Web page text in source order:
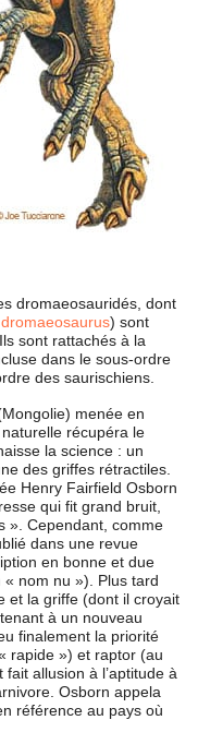
dromaeosauridés, dont
dromaeosaurus) sont
sont rattachés à la
dans le sous-ordre
des saurischiens.
menée en
récupéra le
la science : un
des griffes rétractiles.
Henry Fairfield Osborn
qui fit grand bruit,
». Cependant, comme
dans une revue
en bonne et due
nom nu »). Plus tard
et la griffe (dont il croyait
à un nouveau
finalement la priorité
rapide ») et raptor (au
allusion à l’aptitude à
Osborn appela
référence au pays où